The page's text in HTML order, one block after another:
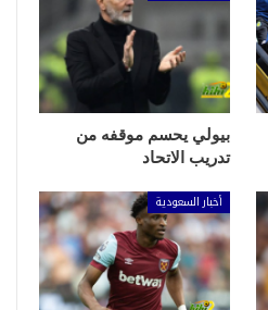
بيولي يحسم موقفه من
تدريب الاتحاد
أخبار السعودية